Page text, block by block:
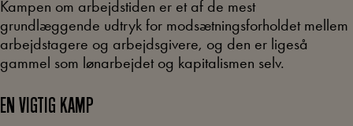
Kampen om arbejdstiden er et af de mest
grundlæggende udtryk for modsætningsforholdet mellem
arbejdstagere og arbejdsgivere, og den er ligeså
gammel som lønarbejdet og kapitalismen selv.
EN VIGTIG KAMP